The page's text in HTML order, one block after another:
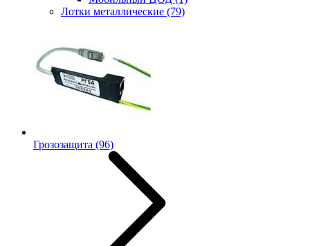
Лотки металлические (79)
Грозозащита (96)